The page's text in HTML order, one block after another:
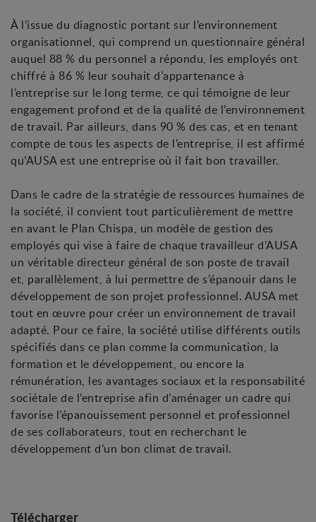
À l’issue du diagnostic portant sur l’environnement
organisationnel, qui comprend un questionnaire général
auquel 88 % du personnel a répondu, les employés ont
chiffré à 86 % leur souhait d’appartenance à
l’entreprise sur le long terme, ce qui témoigne de leur
engagement profond et de la qualité de l’environnement
de travail. Par ailleurs, dans 90 % des cas, et en tenant
compte de tous les aspects de l’entreprise, il est affirmé
qu’AUSA est une entreprise où il fait bon travailler.
Dans le cadre de la stratégie de ressources humaines de
la société, il convient tout particulièrement de mettre
en avant le Plan Chispa, un modèle de gestion des
employés qui vise à faire de chaque travailleur d’AUSA
un véritable directeur général de son poste de travail
et, parallèlement, à lui permettre de s’épanouir dans le
développement de son projet professionnel. AUSA met
tout en œuvre pour créer un environnement de travail
adapté. Pour ce faire, la société utilise différents outils
spécifiés dans ce plan comme la communication, la
formation et le développement, ou encore la
rémunération, les avantages sociaux et la responsabilité
sociétale de l’entreprise afin d’aménager un cadre qui
favorise l’épanouissement personnel et professionnel
de ses collaborateurs, tout en recherchant le
développement d’un bon climat de travail.
Télécharger